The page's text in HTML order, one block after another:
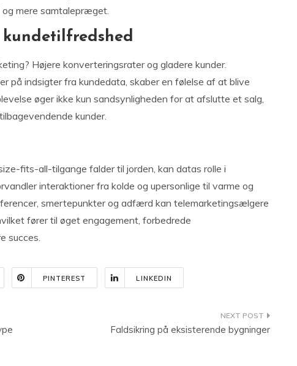
mere samtalepræget.
Højere konverteringsrater og gladere kunder.
på indsigter fra kundedata, skaber en følelse af at blive
øger ikke kun sandsynligheden for at afslutte et salg,
kunder.
fits-all-tilgange falder til jorden, kan datas rolle i
interaktioner fra kolde og upersonlige til varme og
smertepunkter og adfærd kan telemarketingsælgere
fører til øget engagement, forbedrede
succes.
PINTEREST LINKEDIN
Faldsikring på eksisterende bygninger